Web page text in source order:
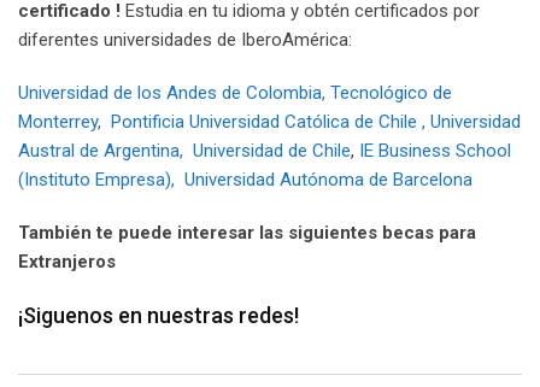
certificado ! Estudia en tu idioma y obtén certificados por
diferentes universidades de IberoAmérica:
Universidad de los Andes de Colombia, Tecnológico de
Monterrey, Pontificia Universidad Católica de Chile , Universidad
Austral de Argentina, Universidad de Chile, IE Business School
(Instituto Empresa), Universidad Autónoma de Barcelona
También te puede interesar las siguientes becas para
Extranjeros
¡Siguenos en nuestras redes!